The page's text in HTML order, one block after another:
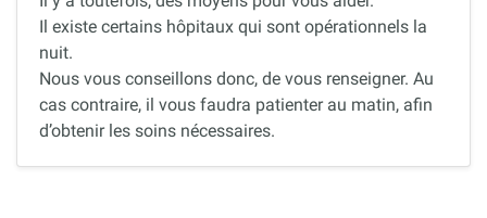
Il existe certains hôpitaux qui sont opérationnels la
nuit.
Nous vous conseillons donc, de vous renseigner. Au
cas contraire, il vous faudra patienter au matin, afin
d’obtenir les soins nécessaires.